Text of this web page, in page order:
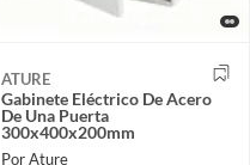
ATURE
Gabinete Eléctrico De Acero
De Una Puerta
300x400x200mm
Por Ature